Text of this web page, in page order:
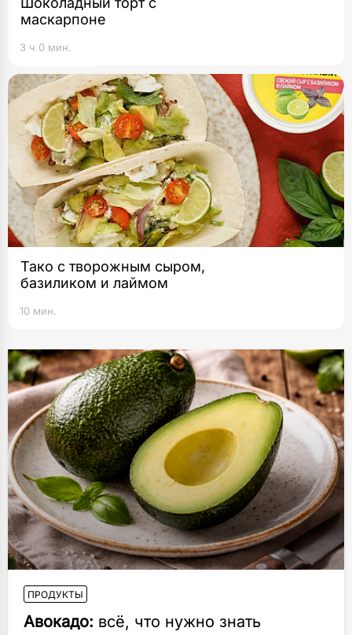
маскарпоне
3 ч 0 мин.
Тако с творожным сыром,
базиликом и лаймом
10 мин.
ПРОДУКТЫ
Авокадо: всё, что нужно знать